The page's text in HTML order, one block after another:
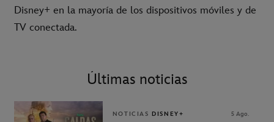
Disney+ en la mayoría de los dispositivos móviles y de
TV conectada.
Últimas noticias
NOTICIAS DISNEY+ 5 Ago.